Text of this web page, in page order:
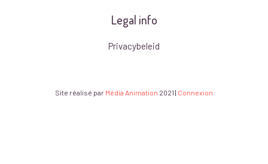
Legal info
Privacybeleid
Site réalisé par Média Animation 2021 | Connexion